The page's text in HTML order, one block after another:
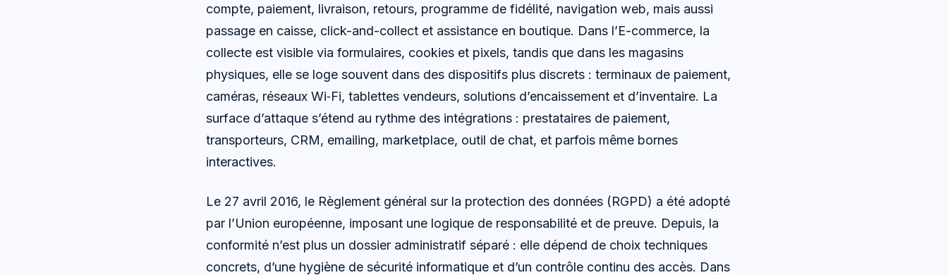
compte, paiement, livraison, retours, programme de fidélité, navigation web, mais aussi
passage en caisse, click-and-collect et assistance en boutique. Dans l’E-commerce, la
collecte est visible via formulaires, cookies et pixels, tandis que dans les magasins
physiques, elle se loge souvent dans des dispositifs plus discrets : terminaux de paiement,
caméras, réseaux Wi‑Fi, tablettes vendeurs, solutions d’encaissement et d’inventaire. La
surface d’attaque s’étend au rythme des intégrations : prestataires de paiement,
transporteurs, CRM, emailing, marketplace, outil de chat, et parfois même bornes
interactives.
Le 27 avril 2016, le Règlement général sur la protection des données (RGPD) a été adopté
par l’Union européenne, imposant une logique de responsabilité et de preuve. Depuis, la
conformité n’est plus un dossier administratif séparé : elle dépend de choix techniques
concrets, d’une hygiène de sécurité informatique et d’un contrôle continu des accès. Dans